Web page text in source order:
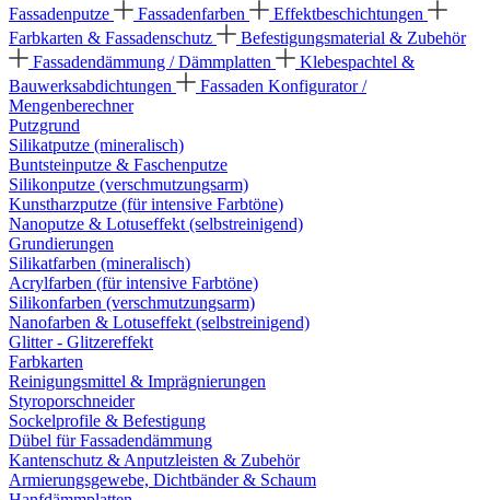
Fassadenputze
Fassadenfarben
Effektbeschichtungen
Farbkarten & Fassadenschutz
Befestigungsmaterial & Zubehör
Fassadendämmung / Dämmplatten
Klebespachtel &
Bauwerksabdichtungen
Fassaden Konfigurator /
Mengenberechner
Putzgrund
Silikatputze (mineralisch)
Buntsteinputze & Faschenputze
Silikonputze (verschmutzungsarm)
Kunstharzputze (für intensive Farbtöne)
Nanoputze & Lotuseffekt (selbstreinigend)
Grundierungen
Silikatfarben (mineralisch)
Acrylfarben (für intensive Farbtöne)
Silikonfarben (verschmutzungsarm)
Nanofarben & Lotuseffekt (selbstreinigend)
Glitter - Glitzereffekt
Farbkarten
Reinigungsmittel & Imprägnierungen
Styroporschneider
Sockelprofile & Befestigung
Dübel für Fassadendämmung
Kantenschutz & Anputzleisten & Zubehör
Armierungsgewebe, Dichtbänder & Schaum